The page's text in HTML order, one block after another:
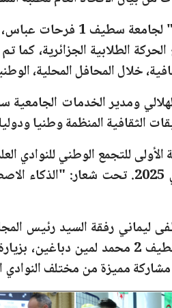
لجامعة سطيف 1 فرحات عباس
خلال المحافل المحلية،
ومدير الخدمات
الثقافية المنظمة وطنيا
الأولى للتجمع الوطني
. تحت شعار: "الذكاء
ليماني رفقة السيد رئيس
دباغين
،
مميزة من مختلف النوادي